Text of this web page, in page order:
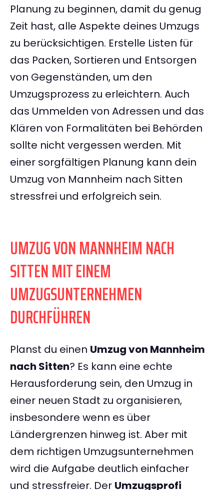
Planung zu beginnen, damit du genug
Zeit hast, alle Aspekte deines Umzugs
zu berücksichtigen. Erstelle Listen für
das Packen, Sortieren und Entsorgen
von Gegenständen, um den
Umzugsprozess zu erleichtern. Auch
das Ummelden von Adressen und das
Klären von Formalitäten bei Behörden
sollte nicht vergessen werden. Mit
einer sorgfältigen Planung kann dein
Umzug von Mannheim nach Sitten
stressfrei und erfolgreich sein.
UMZUG VON MANNHEIM NACH
SITTEN MIT EINEM
UMZUGSUNTERNEHMEN
DURCHFÜHREN
Planst du einen Umzug von Mannheim
nach Sitten? Es kann eine echte
Herausforderung sein, den Umzug in
einer neuen Stadt zu organisieren,
insbesondere wenn es über
Ländergrenzen hinweg ist. Aber mit
dem richtigen Umzugsunternehmen
wird die Aufgabe deutlich einfacher
und stressfreier. Der Umzugsprofi